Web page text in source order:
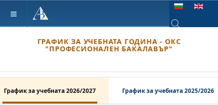
Изберете език
Type 2 or more
ГРАФИК ЗА УЧЕБНАТА ГОДИНА - ОКС
"ПРОФЕСИОНАЛЕН БАКАЛАВЪР"
График за учебната 2026/2027 График за учебната 2025/2026